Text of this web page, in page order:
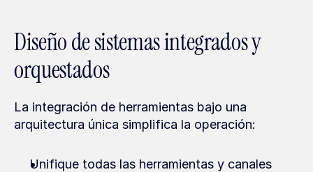
Diseño de sistemas integrados y
orquestados
La integración de herramientas bajo una
arquitectura única simplifica la operación:
Unifique todas las herramientas y canales